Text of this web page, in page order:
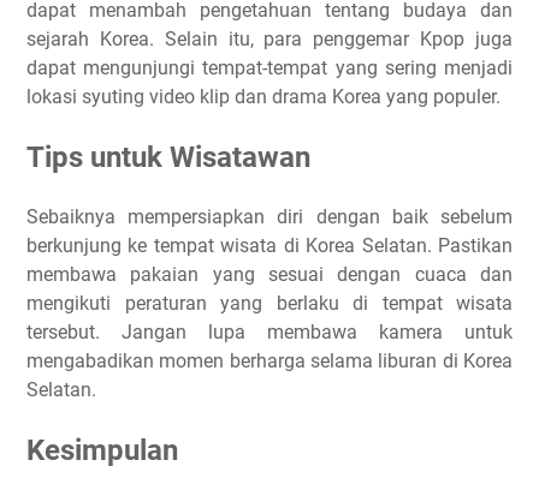
dapat menambah pengetahuan tentang budaya dan
sejarah Korea. Selain itu, para penggemar Kpop juga
dapat mengunjungi tempat-tempat yang sering menjadi
lokasi syuting video klip dan drama Korea yang populer.
Tips untuk Wisatawan
Sebaiknya mempersiapkan diri dengan baik sebelum
berkunjung ke tempat wisata di Korea Selatan. Pastikan
membawa pakaian yang sesuai dengan cuaca dan
mengikuti peraturan yang berlaku di tempat wisata
tersebut. Jangan lupa membawa kamera untuk
mengabadikan momen berharga selama liburan di Korea
Selatan.
Kesimpulan